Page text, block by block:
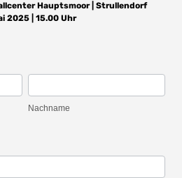
Hauptsmoor | Strullendorf
2025 | 15.00 Uhr
Nachname
Nachname